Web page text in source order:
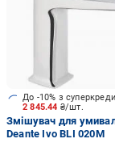
2 845.44 ₴/шт.
Змішувач для
Deante Ivo BLI 020M